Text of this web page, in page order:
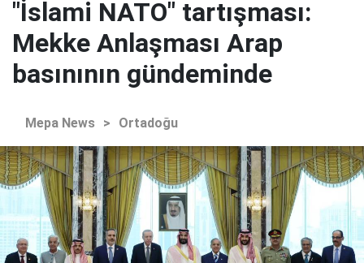
"İslami NATO" tartışması:
Mekke Anlaşması Arap
basınının gündeminde
Mepa News > Ortadoğu